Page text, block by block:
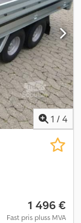
1 / 4
1 496 €
Fast pris pluss MVA